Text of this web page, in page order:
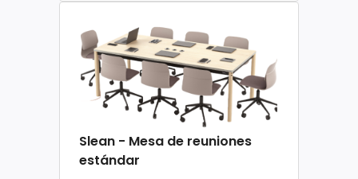
Slean - Mesa de reuniones
estándar